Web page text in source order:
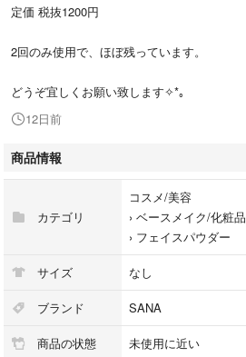
定価 税抜1200円
2回のみ使用で、ほぼ残っています。
どうぞ宜しくお願い致します✧*｡
12日前
商品情報
カテゴリ
コスメ/美容
› ベースメイク/化粧品
› フェイスパウダー
サイズ なし
ブランド SANA
商品の状態 未使用に近い